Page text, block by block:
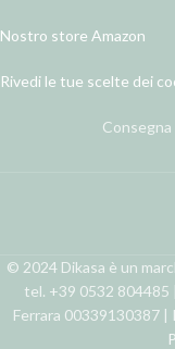
Nostro store Amazon
Rivedi le tue scelte dei
Consegna
© 2024 Dikasa è un
tel. +39 0532 804485
Ferrara 00339130387 |